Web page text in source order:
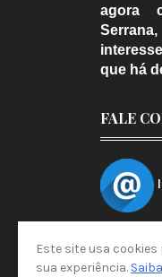
agora
que há
FALE
Este site usa
sua experiência.